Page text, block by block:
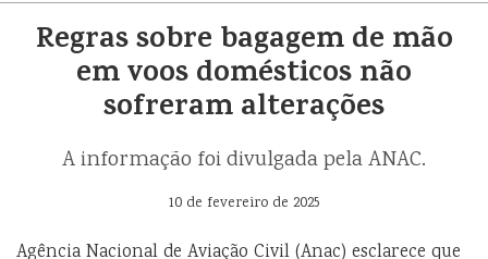
Regras sobre bagagem de mão
em voos domésticos não
sofreram alterações
A informação foi divulgada pela ANAC.
10 de fevereiro de 2025
Agência Nacional de Aviação Civil (Anac) esclarece que